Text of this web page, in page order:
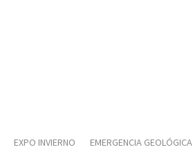
EXPO INVIERNO EMERGENCIA GEOLÓGICA